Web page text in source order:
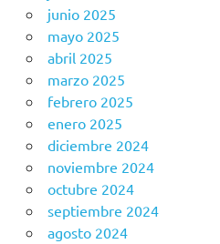
junio 2025
mayo 2025
abril 2025
marzo 2025
febrero 2025
enero 2025
diciembre 2024
noviembre 2024
octubre 2024
septiembre 2024
agosto 2024